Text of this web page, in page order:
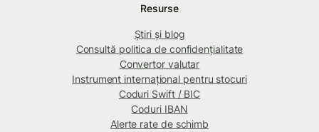
Resurse
Știri și blog
Consultă politica de confidențialitate
Convertor valutar
Instrument internațional pentru stocuri
Coduri Swift / BIC
Coduri IBAN
Alerte rate de schimb